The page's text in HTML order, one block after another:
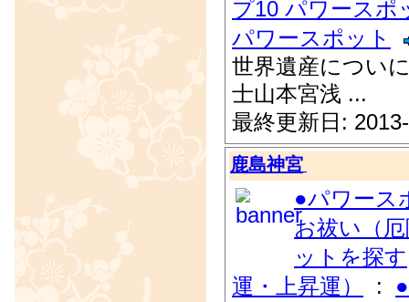
プ10 パワースポ
パワースポット
世界遺産につい
士山本宮浅 ...
最終更新日:
鹿島神宮
●パワース
お祓い（
ットを探す
運・上昇運）
: